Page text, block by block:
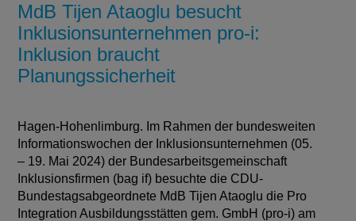
MdB Tijen Ataoglu besucht
Inklusionsunternehmen pro-i:
Inklusion braucht
Planungssicherheit
Hagen-Hohenlimburg. Im Rahmen der bundesweiten
Informationswochen der Inklusionsunternehmen (05.
– 19. Mai 2024) der Bundesarbeitsgemeinschaft
Inklusionsfirmen (bag if) besuchte die CDU-
Bundestagsabgeordnete MdB Tijen Ataoglu die Pro
Integration Ausbildungsstätten gem. GmbH (pro-i) am